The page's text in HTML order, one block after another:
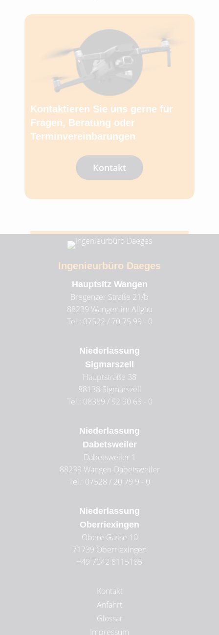
Kontaktieren Sie uns gerne für
Fragen, Beratung oder
Terminvereinbarungen
Kontakt
Kontakt
Anfahrt
Glossar
Impressum
Ingenieurbüro Daeges
Hauptsitz Wangen
Bregenzer Straße 21/b
88239 Wangen im Allgäu
Tel.: 07522 / 70 75 99 - 0
Niederlassung
Sigmarszell
Hauptstraße 38
88138 Sigmarszell
Tel.: 08389 / 92 90 69 - 0
Niederlassung
Dabetsweiler
Dabetsweiler 1
88239 Wangen-Dabetsweiler
Tel.: 07528 / 20 79 9 - 0
Niederlassung
Oberriexingen
Obere Gasse 10
71739 Oberriexingen
+49 7042 8115185